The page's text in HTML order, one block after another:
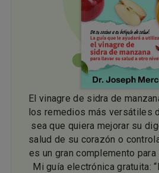
El vinagre de sidra de
los remedios más versátiles
sea que quiera mejorar su
salud de su corazón o
es un gran complemento para
Mi guía electrónica gratuita: